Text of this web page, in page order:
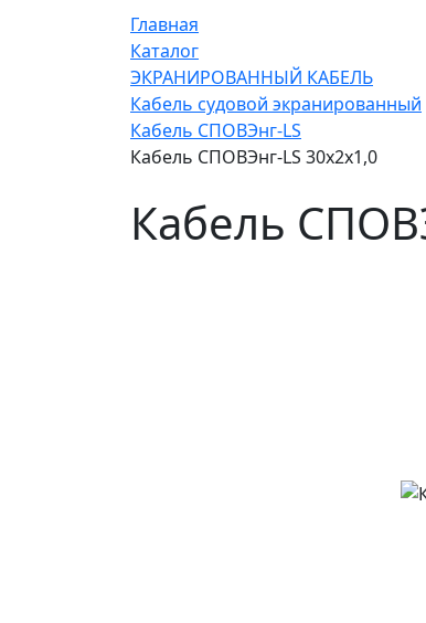
Главная
Каталог
ЭКРАНИРОВАННЫЙ КАБЕЛЬ
Кабель судовой экранированный
Кабель СПОВЭнг-LS
Кабель СПОВЭнг-LS 30х2х1,0
Кабель